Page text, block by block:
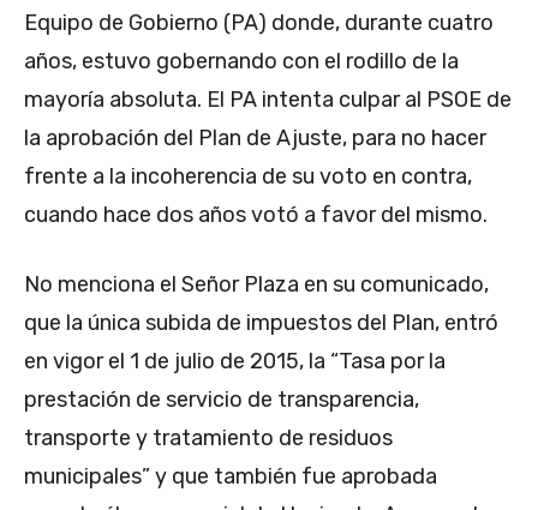
Equipo de Gobierno (PA) donde, durante cuatro
años, estuvo gobernando con el rodillo de la
mayoría absoluta. El PA intenta culpar al PSOE de
la aprobación del Plan de Ajuste, para no hacer
frente a la incoherencia de su voto en contra,
cuando hace dos años votó a favor del mismo.
No menciona el Señor Plaza en su comunicado,
que la única subida de impuestos del Plan, entró
en vigor el 1 de julio de 2015, la “Tasa por la
prestación de servicio de transparencia,
transporte y tratamiento de residuos
municipales” y que también fue aprobada